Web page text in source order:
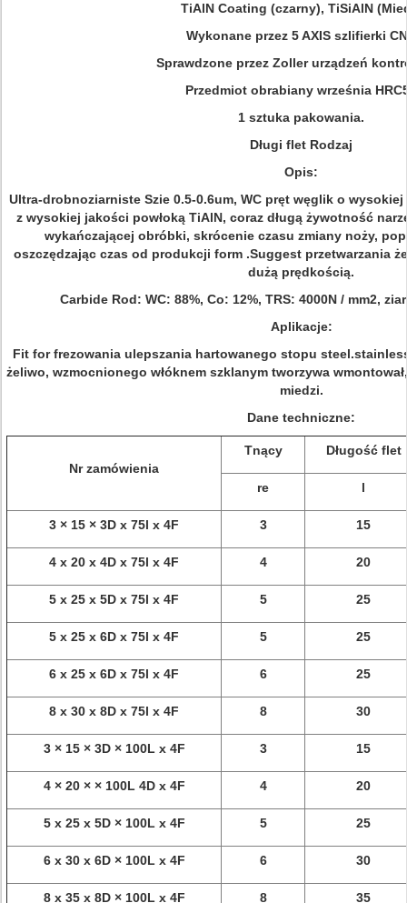
TiAlN Coating (czarny), TiSiAlN
Wykonane przez 5 AXIS szlifierki
Sprawdzone przez Zoller urządzeń
Przedmiot obrabiany września
1 sztuka pakowania.
Długi flet Rodzaj
Opis:
Ultra-drobnoziarniste Szie 0.5-0.6um, WC pręt węglik o
z wysokiej jakości powłoką TiAlN, coraz długą żywotność
wykańczającej obróbki, skrócenie czasu zmiany noży,
oszczędzając czas od produkcji form .Suggest przetwarzania
dużą prędkością.
Carbide Rod: WC: 88%, Co: 12%, TRS: 4000N / mm2,
Aplikacje:
Fit for frezowania ulepszania hartowanego stopu
żeliwo, wzmocnionego włóknem szklanym tworzywa
miedzi.
Dane techniczne:
Nr zamówienia
Tnący Długość flet
re l
3 × 15 × 3D x 75l x 4F 3 15
4 x 20 x 4D x 75l x 4F 4 20
5 x 25 x 5D x 75l x 4F 5 25
5 x 25 x 6D x 75l x 4F 5 25
6 x 25 x 6D x 75l x 4F 6 25
8 x 30 x 8D x 75l x 4F 8 30
3 × 15 × 3D × 100L x 4F 3 15
4 × 20 × × 100L 4D x 4F 4 20
5 x 25 x 5D × 100L x 4F 5 25
6 x 30 x 6D × 100L x 4F 6 30
8 x 35 x 8D × 100L x 4F 8 35